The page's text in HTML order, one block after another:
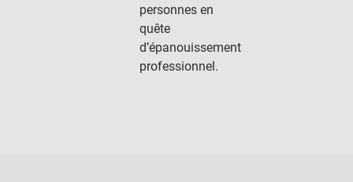
personnes en
quête
d’épanouissement
professionnel.